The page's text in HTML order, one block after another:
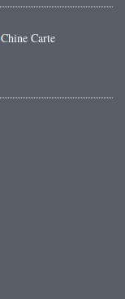
Chine Carte